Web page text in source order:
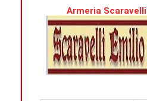
Armeria